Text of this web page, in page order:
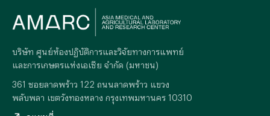
บริษัท ศูนย์ห้องปฏิบัติการและวิจัยทางการแพทย์
และการเกษตรแห่งเอเซีย จำกัด (มหาชน)
361 ซอยลาดพร้าว 122 ถนนลาดพร้าว แขวง
พลับพลา เขตวังทองหลาง กรุงเทพมหานคร 10310